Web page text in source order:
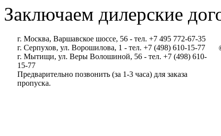
Заключаем дилерские
г. Москва, Варшавское шоссе, 56 - тел. +7 495 772-67-35
г. Серпухов, ул. Ворошилова, 1 - тел. +7 (498) 610-15-77
г. Мытищи, ул. Веры Волошиной, 56 - тел. +7 (498) 610-
15-77
Предварительно позвонить (за 1-3 часа) для заказа
пропуска.